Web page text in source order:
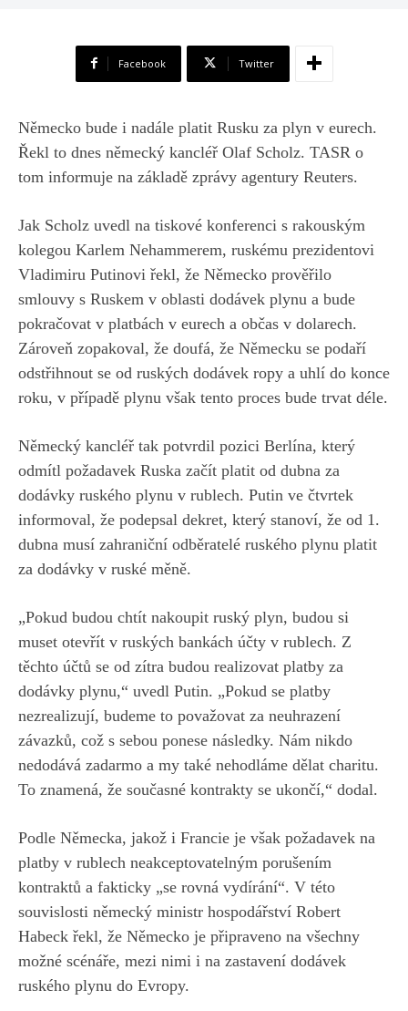
Facebook Twitter
Německo bude i nadále platit Rusku za plyn v eurech.
Řekl to dnes německý kancléř Olaf Scholz. TASR o
tom informuje na základě zprávy agentury Reuters.
Jak Scholz uvedl na tiskové konferenci s rakouským
kolegou Karlem Nehammerem, ruskému prezidentovi
Vladimiru Putinovi řekl, že Německo prověřilo
smlouvy s Ruskem v oblasti dodávek plynu a bude
pokračovat v platbách v eurech a občas v dolarech.
Zároveň zopakoval, že doufá, že Německu se podaří
odstřihnout se od ruských dodávek ropy a uhlí do konce
roku, v případě plynu však tento proces bude trvat déle.
Německý kancléř tak potvrdil pozici Berlína, který
odmítl požadavek Ruska začít platit od dubna za
dodávky ruského plynu v rublech. Putin ve čtvrtek
informoval, že podepsal dekret, který stanoví, že od 1.
dubna musí zahraniční odběratelé ruského plynu platit
za dodávky v ruské měně.
„Pokud budou chtít nakoupit ruský plyn, budou si
muset otevřít v ruských bankách účty v rublech. Z
těchto účtů se od zítra budou realizovat platby za
dodávky plynu,“ uvedl Putin. „Pokud se platby
nezrealizují, budeme to považovat za neuhrazení
závazků, což s sebou ponese následky. Nám nikdo
nedodává zadarmo a my také nehodláme dělat charitu.
To znamená, že současné kontrakty se ukončí,“ dodal.
Podle Německa, jakož i Francie je však požadavek na
platby v rublech neakceptovatelným porušením
kontraktů a fakticky „se rovná vydírání“. V této
souvislosti německý ministr hospodářství Robert
Habeck řekl, že Německo je připraveno na všechny
možné scénáře, mezi nimi i na zastavení dodávek
ruského plynu do Evropy.